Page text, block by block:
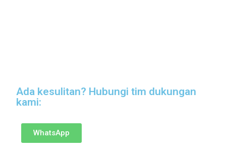
Ada kesulitan? Hubungi tim dukungan
kami:
WhatsApp